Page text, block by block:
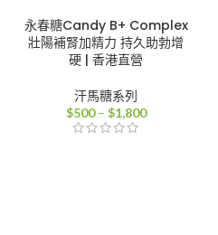
永春糖Candy B+ Complex
壯陽補腎加精力 持久助勃增
硬 | 香港直營
汗馬糖系列
$500 – $1,800價